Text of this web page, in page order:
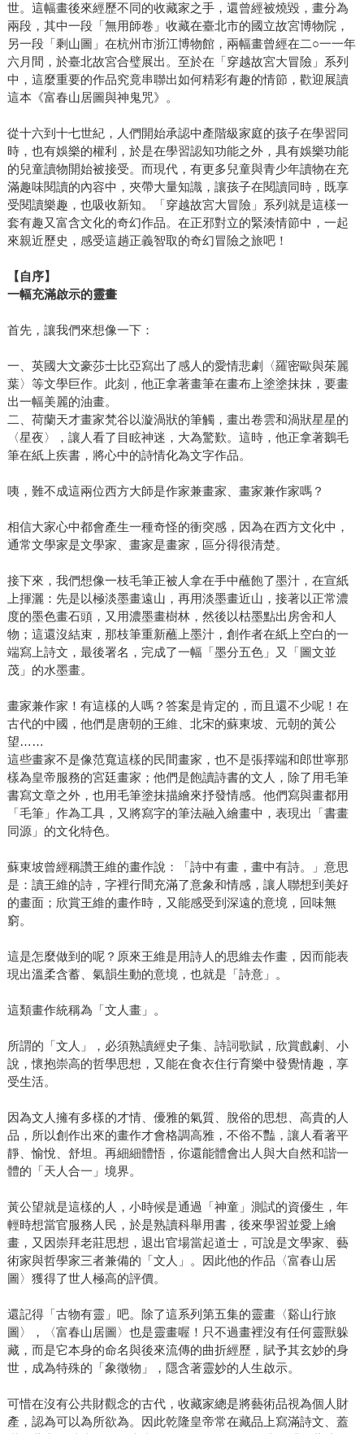
世。這幅畫後來經歷不同的收藏家之手，還曾經被燒毀，畫分為
兩段，其中一段「無用師卷」收藏在臺北市的國立故宮博物院，
另一段「剩山圖」在杭州市浙江博物館，兩幅畫曾經在二○一一年
六月間，於臺北故宮合璧展出。至於在「穿越故宮大冒險」系列
中，這麼重要的作品究竟串聯出如何精彩有趣的情節，歡迎展讀
這本《富春山居圖與神鬼咒》。
從十六到十七世紀，人們開始承認中產階級家庭的孩子在學習同
時，也有娛樂的權利，於是在學習認知功能之外，具有娛樂功能
的兒童讀物開始被接受。而現代，有更多兒童與青少年讀物在充
滿趣味閱讀的內容中，夾帶大量知識，讓孩子在閱讀同時，既享
受閱讀樂趣，也吸收新知。「穿越故宮大冒險」系列就是這樣一
套有趣又富含文化的奇幻作品。在正邪對立的緊湊情節中，一起
來親近歷史，感受這趟正義智取的奇幻冒險之旅吧！
【自序】
一幅充滿啟示的靈畫
首先，讓我們來想像一下：
一、英國大文豪莎士比亞寫出了感人的愛情悲劇〈羅密歐與茱麗
葉〉等文學巨作。此刻，他正拿著畫筆在畫布上塗塗抹抹，要畫
出一幅美麗的油畫。
二、荷蘭天才畫家梵谷以漩渦狀的筆觸，畫出卷雲和渦狀星星的
〈星夜〉，讓人看了目眩神迷，大為驚歎。這時，他正拿著鵝毛
筆在紙上疾書，將心中的詩情化為文字作品。
咦，難不成這兩位西方大師是作家兼畫家、畫家兼作家嗎？
相信大家心中都會產生一種奇怪的衝突感，因為在西方文化中，
通常文學家是文學家、畫家是畫家，區分得很清楚。
接下來，我們想像一枝毛筆正被人拿在手中蘸飽了墨汁，在宣紙
上揮灑：先是以極淡墨畫遠山，再用淡墨畫近山，接著以正常濃
度的墨色畫石頭，又用濃墨畫樹林，然後以枯墨點出房舍和人
物；這還沒結束，那枝筆重新蘸上墨汁，創作者在紙上空白的一
端寫上詩文，最後署名，完成了一幅「墨分五色」又「圖文並
茂」的水墨畫。
畫家兼作家！有這樣的人嗎？答案是肯定的，而且還不少呢！在
古代的中國，他們是唐朝的王維、北宋的蘇東坡、元朝的黃公
望……
這些畫家不是像范寬這樣的民間畫家，也不是張擇端和郎世寧那
樣為皇帝服務的宮廷畫家；他們是飽讀詩書的文人，除了用毛筆
書寫文章之外，也用毛筆塗抹描繪來抒發情感。他們寫與畫都用
「毛筆」作為工具，又將寫字的筆法融入繪畫中，表現出「書畫
同源」的文化特色。
蘇東坡曾經稱讚王維的畫作說：「詩中有畫，畫中有詩。」意思
是：讀王維的詩，字裡行間充滿了意象和情感，讓人聯想到美好
的畫面；欣賞王維的畫作時，又能感受到深遠的意境，回味無
窮。
這是怎麼做到的呢？原來王維是用詩人的思維去作畫，因而能表
現出溫柔含蓄、氣韻生動的意境，也就是「詩意」。
這類畫作統稱為「文人畫」。
所謂的「文人」，必須熟讀經史子集、詩詞歌賦，欣賞戲劇、小
說，懷抱崇高的哲學思想，又能在食衣住行育樂中發覺情趣，享
受生活。
因為文人擁有多樣的才情、優雅的氣質、脫俗的思想、高貴的人
品，所以創作出來的畫作才會格調高雅，不俗不豔，讓人看著平
靜、愉悅、舒坦。再細細體悟，你還能體會出人與大自然和諧一
體的「天人合一」境界。
黃公望就是這樣的人，小時候是通過「神童」測試的資優生，年
輕時想當官服務人民，於是熟讀科舉用書，後來學習並愛上繪
畫，又因崇拜老莊思想，退出官場當起道士，可說是文學家、藝
術家與哲學家三者兼備的「文人」。因此他的作品〈富春山居
圖〉獲得了世人極高的評價。
還記得「古物有靈」吧。除了這系列第五集的靈畫〈谿山行旅
圖〉，〈富春山居圖〉也是靈畫喔！只不過畫裡沒有任何靈獸躲
藏，而是它本身的命名與後來流傳的曲折經歷，賦予其玄妙的身
世，成為特殊的「象徵物」，隱含著靈妙的人生啟示。
可惜在沒有公共財觀念的古代，收藏家總是將藝術品視為個人財
產，認為可以為所欲為。因此乾隆皇帝常在藏品上寫滿詩文、蓋